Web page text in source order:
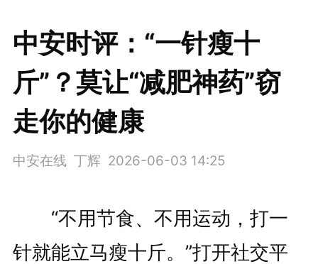
中安时评：“一针瘦十
斤”？莫让“减肥神药”窃
走你的健康
中安在线 丁辉 2026-06-03 14:25
“不用节食、不用运动，打一
针就能立马瘦十斤。”打开社交平